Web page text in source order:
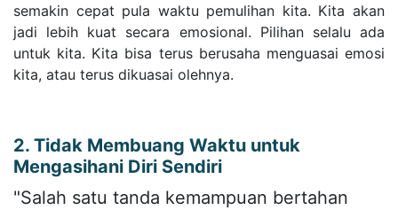
semakin cepat pula waktu pemulihan kita. Kita akan
jadi lebih kuat secara emosional. Pilihan selalu ada
untuk kita. Kita bisa terus berusaha menguasai emosi
kita, atau terus dikuasai olehnya.
2. Tidak Membuang Waktu untuk
Mengasihani Diri Sendiri
"Salah satu tanda kemampuan bertahan